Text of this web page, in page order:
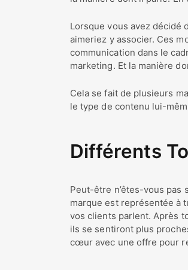
Lorsque vous avez décidé
aimeriez y associer. Ces
communication dans le
marketing. Et la manière
Cela se fait de plusieurs
le type de contenu lui-
Différents
Peut-être n’êtes-vous pas
marque est représentée à
vos clients parlent. Après
ils se sentiront plus
cœur avec une offre pour